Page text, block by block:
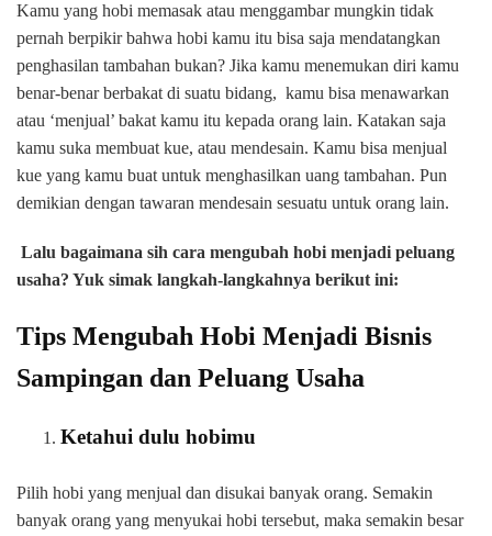
Kamu yang hobi memasak atau menggambar mungkin tidak
pernah berpikir bahwa hobi kamu itu bisa saja mendatangkan
penghasilan tambahan bukan? Jika kamu menemukan diri kamu
benar-benar berbakat di suatu bidang, kamu bisa menawarkan
atau ‘menjual’ bakat kamu itu kepada orang lain. Katakan saja
kamu suka membuat kue, atau mendesain. Kamu bisa menjual
kue yang kamu buat untuk menghasilkan uang tambahan. Pun
demikian dengan tawaran mendesain sesuatu untuk orang lain.
Lalu bagaimana sih cara mengubah hobi menjadi peluang
usaha? Yuk simak langkah-langkahnya berikut ini:
Tips Mengubah Hobi Menjadi Bisnis
Sampingan dan Peluang Usaha
Ketahui dulu hobimu
Pilih hobi yang menjual dan disukai banyak orang. Semakin
banyak orang yang menyukai hobi tersebut, maka semakin besar